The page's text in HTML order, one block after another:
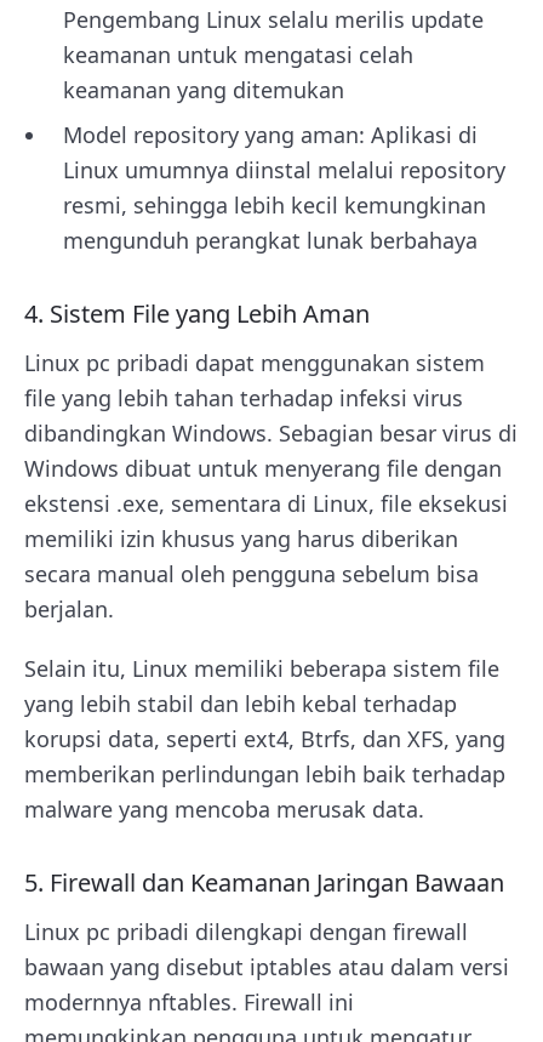
Pengembang Linux selalu merilis update
keamanan untuk mengatasi celah
keamanan yang ditemukan
Model repository yang aman: Aplikasi di
Linux umumnya diinstal melalui repository
resmi, sehingga lebih kecil kemungkinan
mengunduh perangkat lunak berbahaya
4. Sistem File yang Lebih Aman
Linux pc pribadi dapat menggunakan sistem
file yang lebih tahan terhadap infeksi virus
dibandingkan Windows. Sebagian besar virus di
Windows dibuat untuk menyerang file dengan
ekstensi .exe, sementara di Linux, file eksekusi
memiliki izin khusus yang harus diberikan
secara manual oleh pengguna sebelum bisa
berjalan.
Selain itu, Linux memiliki beberapa sistem file
yang lebih stabil dan lebih kebal terhadap
korupsi data, seperti ext4, Btrfs, dan XFS, yang
memberikan perlindungan lebih baik terhadap
malware yang mencoba merusak data.
5. Firewall dan Keamanan Jaringan Bawaan
Linux pc pribadi dilengkapi dengan firewall
bawaan yang disebut iptables atau dalam versi
modernnya nftables. Firewall ini